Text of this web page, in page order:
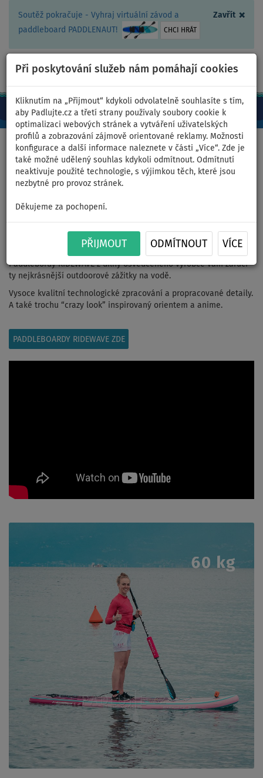
Zavřít ×
Soutěž pokračuje - Vyhraj virtuální závod a
paddleboard PADDLENAUT!
CHCI HRÁT
Při poskytování služeb nám pomáhají cookies
Kliknutím na „Přijmout“ kdykoli odvolatelně souhlasíte s tím,
aby Padlujte.cz a třetí strany používaly soubory cookie k
optimalizaci webových stránek a vytváření uživatelských
profilů a zobrazování zájmově orientované reklamy. Možnosti
konfigurace a další informace naleznete v části „Více“. Zde je
také možné udělený souhlas kdykoli odmítnout. Odmítnutí
neaktivuje použité technologie, s výjimkou těch, které jsou
nezbytné pro provoz stránek.
Děkujeme za pochopení.
PŘIJMOUT ODMÍTNOUT VÍCE
CZ/Kč +420 467 409 090 0ks
Domů >PaddleBlog >Paddleboardy RIDEWAVE
Paddleboardy RIDEWAVE -
kvalitní zpracování a
propracované detaily
Paddlebordy RIDEWAVE z dílny osvědčeného výrobce vám zaručí
ty nejkrásnější outdoorové zážitky na vodě.
Vysoce kvalitní technologické zpracování a propracované detaily.
A také trochu “crazy look” inspirovaný orientem a anime.
PADDLEBOARDY RIDEWAVE ZDE